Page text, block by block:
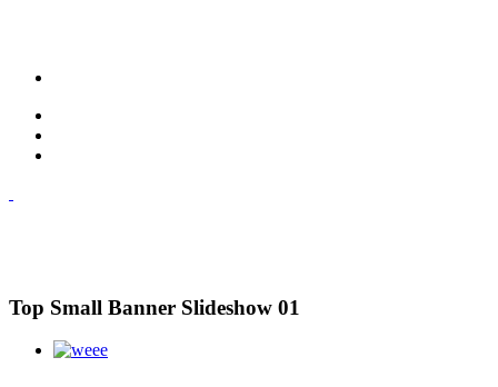
Top Small Banner Slideshow 01